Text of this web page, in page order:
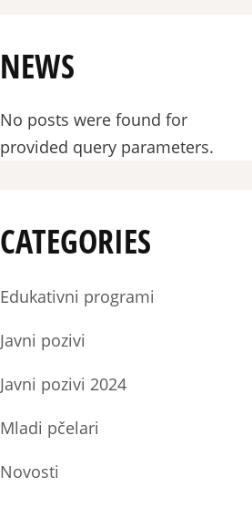
NEWS
No posts were found for
provided query parameters.
CATEGORIES
Edukativni programi
Javni pozivi
Javni pozivi 2024
Mladi pčelari
Novosti